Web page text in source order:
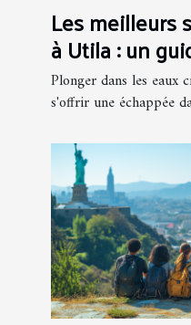
Les meilleurs
à Utila : un
amateurs de
Plonger dans les eaux
s'offrir une échappée